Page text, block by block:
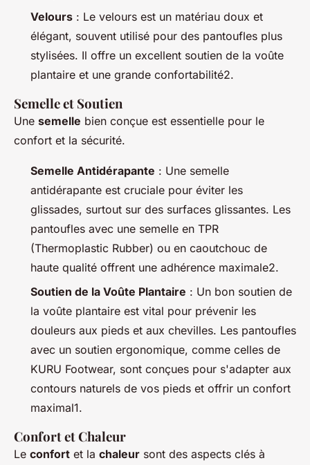
Velours : Le velours est un matériau doux et
élégant, souvent utilisé pour des pantoufles plus
stylisées. Il offre un excellent soutien de la voûte
plantaire et une grande confortabilité2.
Semelle et Soutien
Une semelle bien conçue est essentielle pour le
confort et la sécurité.
Semelle Antidérapante : Une semelle
antidérapante est cruciale pour éviter les
glissades, surtout sur des surfaces glissantes. Les
pantoufles avec une semelle en TPR
(Thermoplastic Rubber) ou en caoutchouc de
haute qualité offrent une adhérence maximale2.
Soutien de la Voûte Plantaire : Un bon soutien de
la voûte plantaire est vital pour prévenir les
douleurs aux pieds et aux chevilles. Les pantoufles
avec un soutien ergonomique, comme celles de
KURU Footwear, sont conçues pour s'adapter aux
contours naturels de vos pieds et offrir un confort
maximal1.
Confort et Chaleur
Le confort et la chaleur sont des aspects clés à